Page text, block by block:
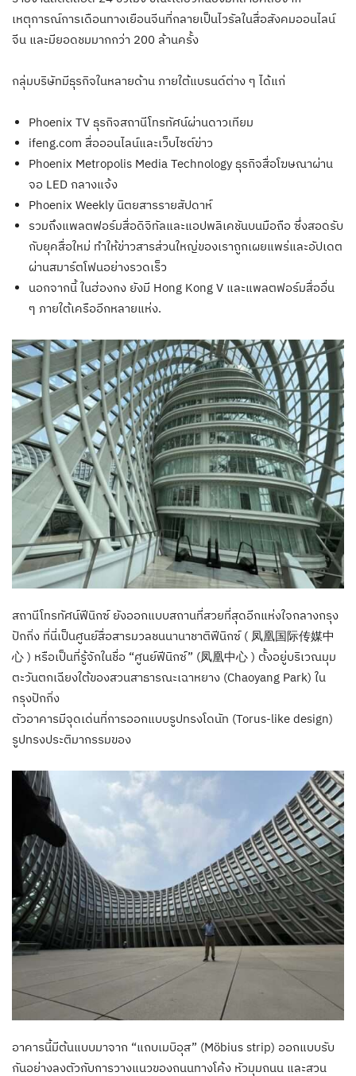
เหตุการณ์การเดือนทางเยือนจีนที่กลายเป็นไวรัลในสื่อสังคมออนไลน์
จีน และมียอดชมมากกว่า 200 ล้านครั้ง
กลุ่มบริษัทมีธุรกิจในหลายด้าน ภายใต้แบรนด์ต่าง ๆ ได้แก่
Phoenix TV ธุรกิจสถานีโทรทัศน์ผ่านดาวเทียม
ifeng.com สื่อออนไลน์และเว็บไซต์ข่าว
Phoenix Metropolis Media Technology ธุรกิจสื่อโฆษณาผ่าน
จอ LED กลางแจ้ง
Phoenix Weekly นิตยสารรายสัปดาห์
รวมถึงแพลตฟอร์มสื่อดิจิทัลและแอปพลิเคชันบนมือถือ ซึ่งสอดรับ
กับยุคสื่อใหม่ ทำให้ข่าวสารส่วนใหญ่ของเราถูกเผยแพร่และอัปเดต
ผ่านสมาร์ตโฟนอย่างรวดเร็ว
นอกจากนี้ ในฮ่องกง ยังมี Hong Kong V และแพลตฟอร์มสื่ออื่น
ๆ ภายใต้เครืออีกหลายแห่ง.
สถานีโทรทัศน์ฟีนิกซ์ ยังออกแบบสถานที่สวยที่สุดอีกแห่งใจกลางกรุง
ปักกิ่ง ที่นี่เป็นศูนย์สื่อสารมวลชนนานาชาติฟีนิกซ์ ( 凤凰国际传媒中
心 ) หรือเป็นที่รู้จักในชื่อ “ศูนย์ฟีนิกซ์” (凤凰中心 ) ตั้งอยู่บริเวณมุม
ตะวันตกเฉียงใต้ของสวนสาธารณะเฉาหยาง (Chaoyang Park) ใน
กรุงปักกิ่ง
ตัวอาคารมีจุดเด่นที่การออกแบบรูปทรงโดนัท (Torus-like design)
รูปทรงประติมากรรมของ
อาคารนี้มีต้นแบบมาจาก “แถบเมบิอุส” (Möbius strip) ออกแบบรับ
กันอย่างลงตัวกับการวางแนวของถนนทางโค้ง หัวมุมถนน และสวน